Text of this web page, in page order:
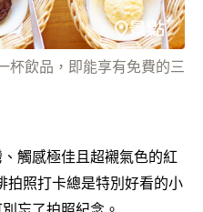
杯飲品，即能享有免費的三
觸感極佳且超襯氣色的紅
拍照打卡總是特別好看的小